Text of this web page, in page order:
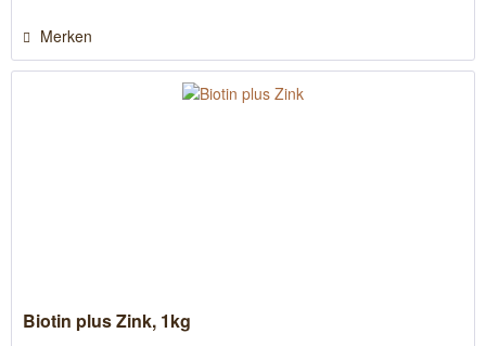
Merken
Biotin plus Zink, 1kg